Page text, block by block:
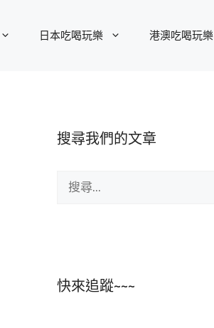
日本吃喝玩樂 港澳吃喝玩樂
搜尋我們的文章
尋:
快來追蹤~~~